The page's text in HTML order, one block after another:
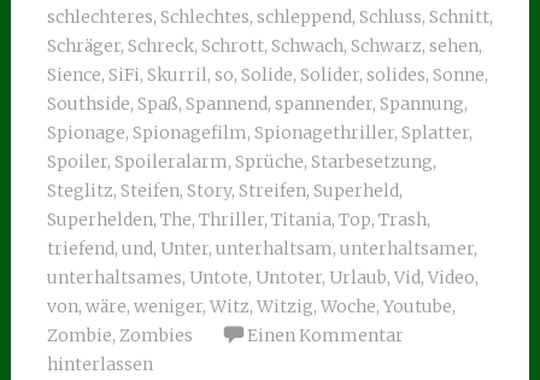
schlechteres, Schlechtes, schleppend, Schluss, Schnitt,
Schräger, Schreck, Schrott, Schwach, Schwarz, sehen,
Sience, SiFi, Skurril, so, Solide, Solider, solides, Sonne,
Southside, Spaß, Spannend, spannender, Spannung,
Spionage, Spionagefilm, Spionagethriller, Splatter,
Spoiler, Spoileralarm, Sprüche, Starbesetzung,
Steglitz, Steifen, Story, Streifen, Superheld,
Superhelden, The, Thriller, Titania, Top, Trash,
triefend, und, Unter, unterhaltsam, unterhaltsamer,
unterhaltsames, Untote, Untoter, Urlaub, Vid, Video,
von, wäre, weniger, Witz, Witzig, Woche, Youtube,
Zombie, Zombies
Einen Kommentar
hinterlassen